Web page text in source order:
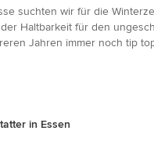
suchten wir für die
Haltbarkeit für den
Jahren immer noch tip
in Essen